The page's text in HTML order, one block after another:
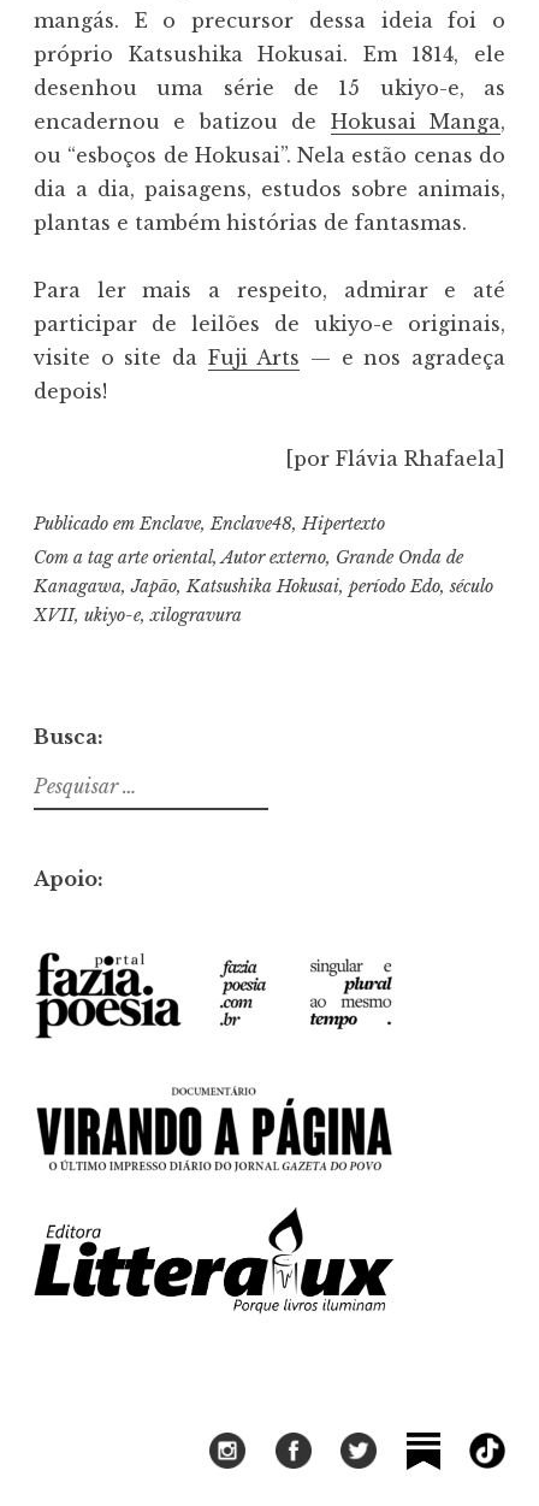
mangás. E o precursor dessa ideia foi o
próprio Katsushika Hokusai. Em 1814, ele
desenhou uma série de 15 ukiyo-e, as
encadernou e batizou de Hokusai Manga,
ou “esboços de Hokusai”. Nela estão cenas do
dia a dia, paisagens, estudos sobre animais,
plantas e também histórias de fantasmas.
Para ler mais a respeito, admirar e até
participar de leilões de ukiyo-e originais,
visite o site da Fuji Arts — e nos agradeça
depois!
[por Flávia Rhafaela]
Publicado emEnclave,Enclave48,Hipertexto
Com a tagarte oriental,Autor externo, Grande Onda de
Kanagawa,Japão,Katsushika Hokusai, período Edo, século
XVII, ukiyo-e,xilogravura
Busca:
Pesquisar
por:
Apoio: